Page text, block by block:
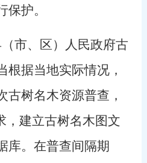
护。
市、区）人民政府古
根据当地实际情况，
古树名木资源普查，
，建立古树名木图文
库。在普查间隔期